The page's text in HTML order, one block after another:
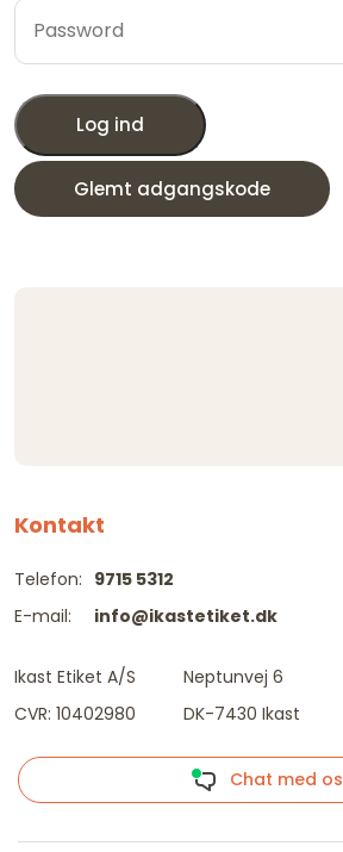
Log ind
Glemt adgangskode
Kontakt
Telefon:
E-mail:
9715 5312
info@ikastetiket.dk
Ikast Etiket A/S
CVR: 10402980
Neptunvej 6
DK-7430 Ikast
Chat med os